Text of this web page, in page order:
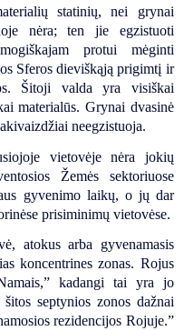
statinių, nei grynai
nėra; ten jie egzistuoti
protui mėginti
Sferos dieviškąją prigimtį ir
Šitoji valda yra visiškai
materialūs. Grynai dvasinė
neegzistuoja.
vietovėje nėra jokių
Žemės sektoriuose
gyvenimo laikų, o jų dar
prisiminimų vietovėse.
atokus arba gyvenamasis
koncentrines zonas. Rojus
kadangi tai yra jo
septynios zonos dažnai
rezidencijos Rojuje.”